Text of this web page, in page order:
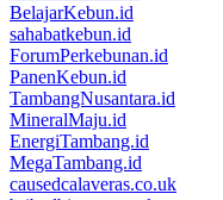
BelajarKebun.id
sahabatkebun.id
ForumPerkebunan.id
PanenKebun.id
TambangNusantara.id
MineralMaju.id
EnergiTambang.id
MegaTambang.id
causedcalaveras.co.uk